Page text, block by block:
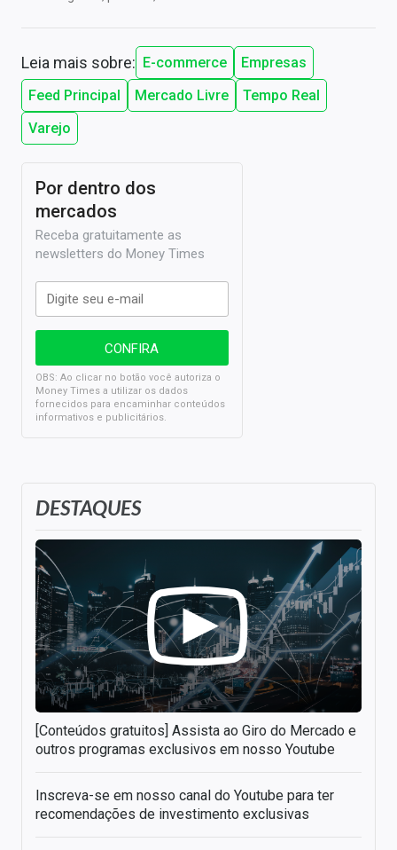
Leia mais sobre: E-commerce
Empresas
Feed Principal
Mercado Livre
Tempo Real
Varejo
DESTAQUES
[Conteúdos gratuitos] Assista ao Giro do Mercado e
outros programas exclusivos em nosso Youtube
Inscreva-se em nosso canal do Youtube para ter
recomendações de investimento exclusivas
Por dentro dos
mercados
Receba gratuitamente as
newsletters do Money Times
OBS: Ao clicar no botão você autoriza o
Money Times a utilizar os dados
fornecidos para encaminhar conteúdos
informativos e publicitários.